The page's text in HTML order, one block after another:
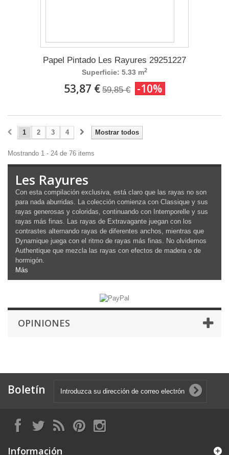
Papel Pintado Les Rayures 29251227
Superficie: 5.33 m2
53,87 € 59,85 € -10%
Mostrar todos
1 2 3 4
Mostrando 1 - 24 de 76 items
Les Rayures
Con esta compilación exclusiva, está claro que las rayas no son
para nada aburridas. La colección comienza con Classique y sus
rayas generosas y coloridas, continuando con Intemporelle y sus
rayas más finas. Las rayas de Extravagante juegan con los
contrastes alternando rayas de diferentes anchos, mientras que
Dynamique juega con el ritmo de rayas más finas. No olvidemos
Authentique que mezcla las rayas con efectos de madera o de
hormigón.
Más
OPINIONES
Boletín
Información